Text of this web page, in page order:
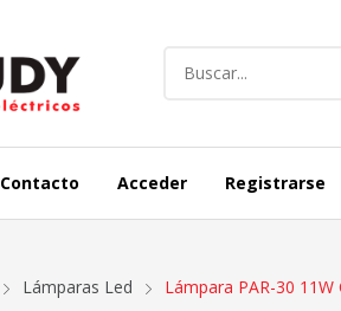
Representaciones
Contacto Acceder Registrarse
Lámparas Led Lámpara PAR-30 11W